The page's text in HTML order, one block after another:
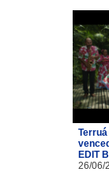
EDIT
26/06/